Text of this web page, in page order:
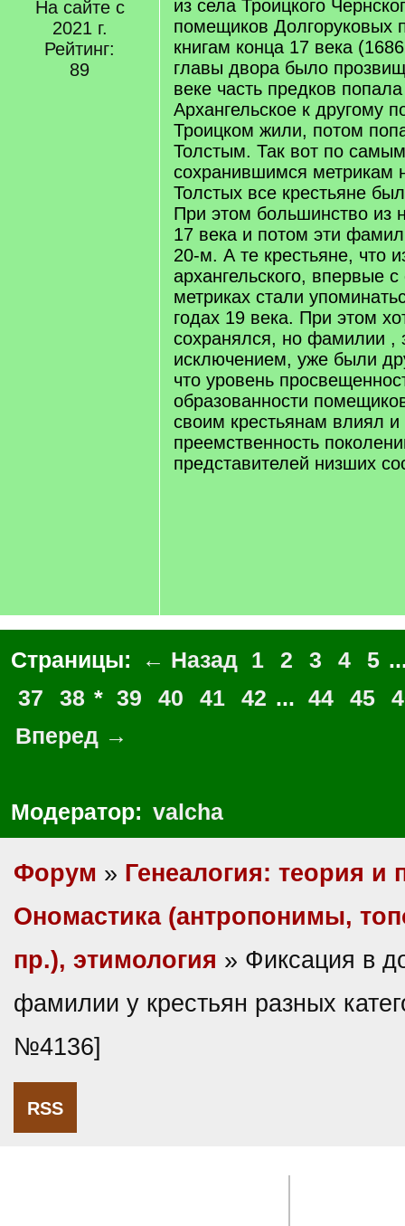
На сайте с
2021 г.
Рейтинг:
89
из села Троицкого
помещиков Долгоруковых
книгам конца 17 века
главы двора было
веке часть предков
Архангельское к другому
Троицком жили, потом
Толстым. Так вот по
сохранившимся метрикам
Толстых все крестьяне
При этом большинство из
17 века и потом эти
20-м. А те крестьяне, что
архангельского, впервые
метриках стали
годах 19 века. При этом
сохранялся, но фамилии ,
исключением, уже были
что уровень
образованности
своим крестьянам влиял и
преемственность
представителей низших
Страницы: ← Назад 1 2 3 4 5
37
38 * 39 40 41 42 ... 44 45
Вперед →
Модератор: valcha
Форум » Генеалогия: теория и
Ономастика (антропонимы,
пр.), этимология » Фиксация в
фамилии у крестьян разных
№4136]
RSS